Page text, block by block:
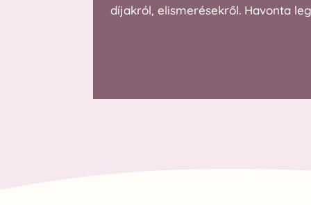
díjakról, elismerésekről. Havonta